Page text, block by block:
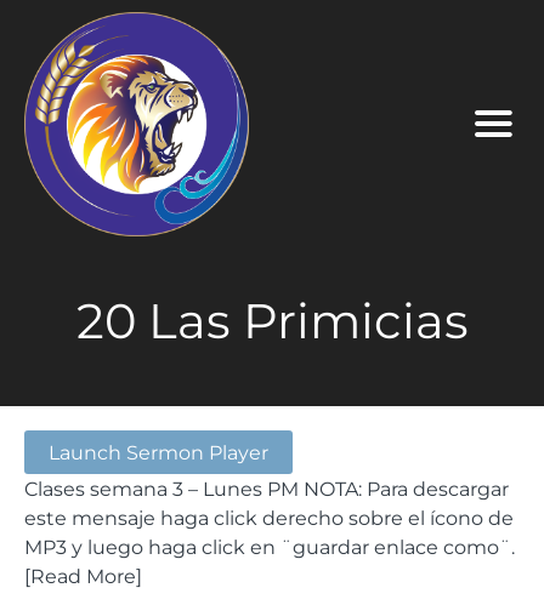
20 Las Primicias
Launch Sermon Player
Clases semana 3 – Lunes PM NOTA: Para descargar
este mensaje haga click derecho sobre el ícono de
MP3 y luego haga click en ¨guardar enlace como¨.
[Read More]